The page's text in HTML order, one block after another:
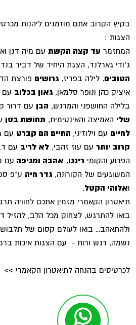
בקיץ הקרוב אתם מוזמנים ליהנות
הצגות :
המחזמר עד קצה הקשת עם מיה דגן
ג’ודי גארלנד, הצגת היחיד של דביר
הטובים, לילה בפריז, גרושים פורצת
איציק כהן ונופר סלמאן, גאון בכלוב עם
בלילה החושפני והמרגש, הבן עם דרור
שלי האמיצה והאינטימית, תחושת בטן
לחיים עם וילוז’ני, החיים הם קברט עם
קרוב יותר עם עוז זהבי, לא לריב עם
הפרוע והקומי רינגו, אהבה ומגיפה עם
המשוגעים של הקורונה, גדר חיה ע"פ
ואלוהי הקטל.
תיאטרון הקאמרי מזמין אתכם לחוויה
בואו להתרגש, לצחוק מכל הלב, להזיל
ולהתאהב... בואו לעולם קסום של
נשמה, רגש ורוח - עם הצגות איכות
לכרטיסים בהנחה לתיאטרון הקאמרי >>